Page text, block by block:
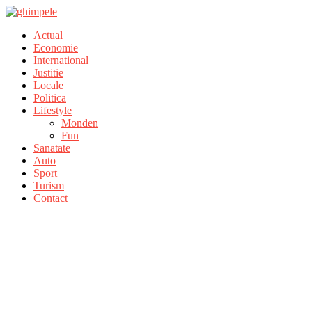
Actual
Economie
International
Justitie
Locale
Politica
Lifestyle
Monden
Fun
Sanatate
Auto
Sport
Turism
Contact